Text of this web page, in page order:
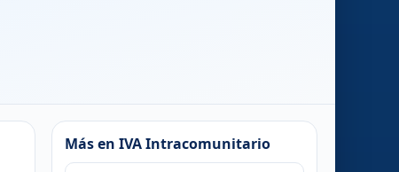
Más en IVA Intracomunitario